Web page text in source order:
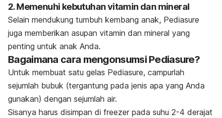
2. Memenuhi kebutuhan vitamin dan mineral
Selain mendukung tumbuh kembang anak, Pediasure
juga memberikan asupan vitamin dan mineral yang
penting untuk anak Anda.
Bagaimana cara mengonsumsi Pediasure?
Untuk membuat satu gelas Pediasure, campurlah
sejumlah bubuk (tergantung pada jenis apa yang Anda
gunakan) dengan sejumlah air.
Sisanya harus disimpan di freezer pada suhu 2-4 derajat